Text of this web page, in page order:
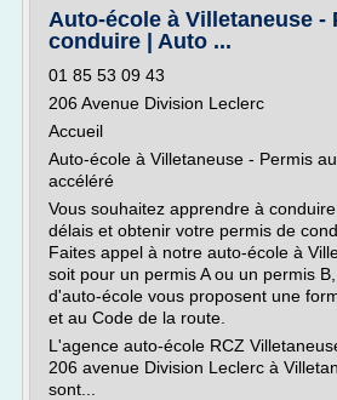
Auto-école à Villetaneuse -
conduire | Auto ...
01 85 53 09 43
206 Avenue Division Leclerc
Accueil
Auto-école à Villetaneuse - Permis
accéléré
Vous souhaitez apprendre à
délais et obtenir votre permis de
Faites appel à notre auto-école à
soit pour un permis A ou un permis
d'auto-école vous proposent une
et au Code de la route.
L'agence auto-école RCZ
206 avenue Division Leclerc à
sont...